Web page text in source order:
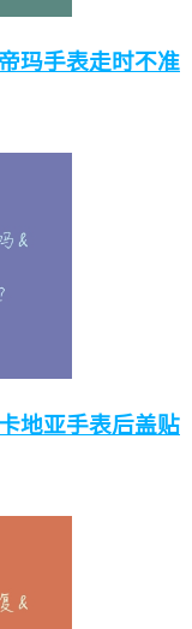
玛手表走时不准
地亚手表后盖贴